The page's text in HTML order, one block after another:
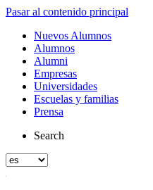
Pasar al contenido principal
Nuevos Alumnos
Alumnos
Alumni
Empresas
Universidades
Escuelas y familias
Prensa
Search